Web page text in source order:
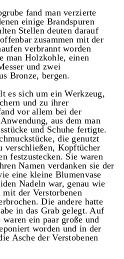
fand man verzierte
einige Brandspuren
Stellen deuten darauf
zusammen mit der
verbrannt worden
man Holzkohle, einen
und zwei
Bronze, bergen.
es sich um ein Werkzeug,
und zu ihrer
vor allem bei der
aus dem man
und Schuhe fertigte.
die genutzt
verschließen, Kopftücher
festzustecken. Sie waren
Namen verdanken sie der
eine kleine Blumenvase
Nadeln war, genau wie
der Verstorbenen
Die andere hatte
in das Grab gelegt. Auf
waren ein paar große und
worden und in der
Asche der Verstobenen